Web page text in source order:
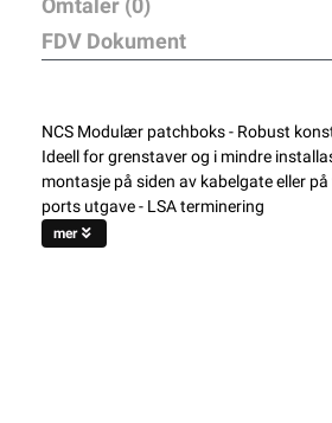
Omtaler (0)
FDV Dokument
NCS Modulær patchboks - Robust
Ideell for grenstaver og i mindre
montasje på siden av kabelgate eller på
ports utgave - LSA terminering
mer